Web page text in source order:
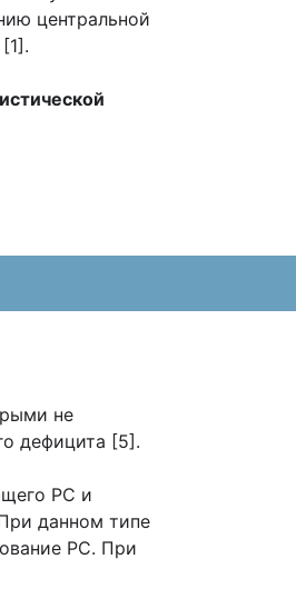
центральной
не
дефицита [5].
РС и
данном типе
РС. При